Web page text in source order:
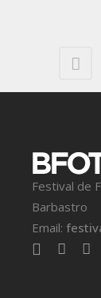
Festival de
Barbastro
Email: